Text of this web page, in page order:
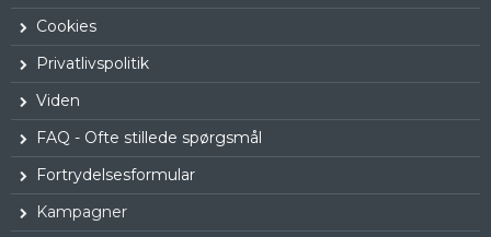
Cookies
Privatlivspolitik
Viden
FAQ - Ofte stillede spørgsmål
Fortrydelsesformular
Kampagner